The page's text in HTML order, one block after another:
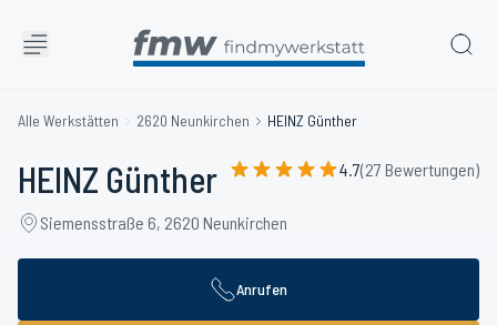
Alle Werkstätten 2620 Neunkirchen HEINZ Günther
HEINZ Günther 4.7(27 Bewertungen)
Siemensstraße 6, 2620 Neunkirchen
Anrufen